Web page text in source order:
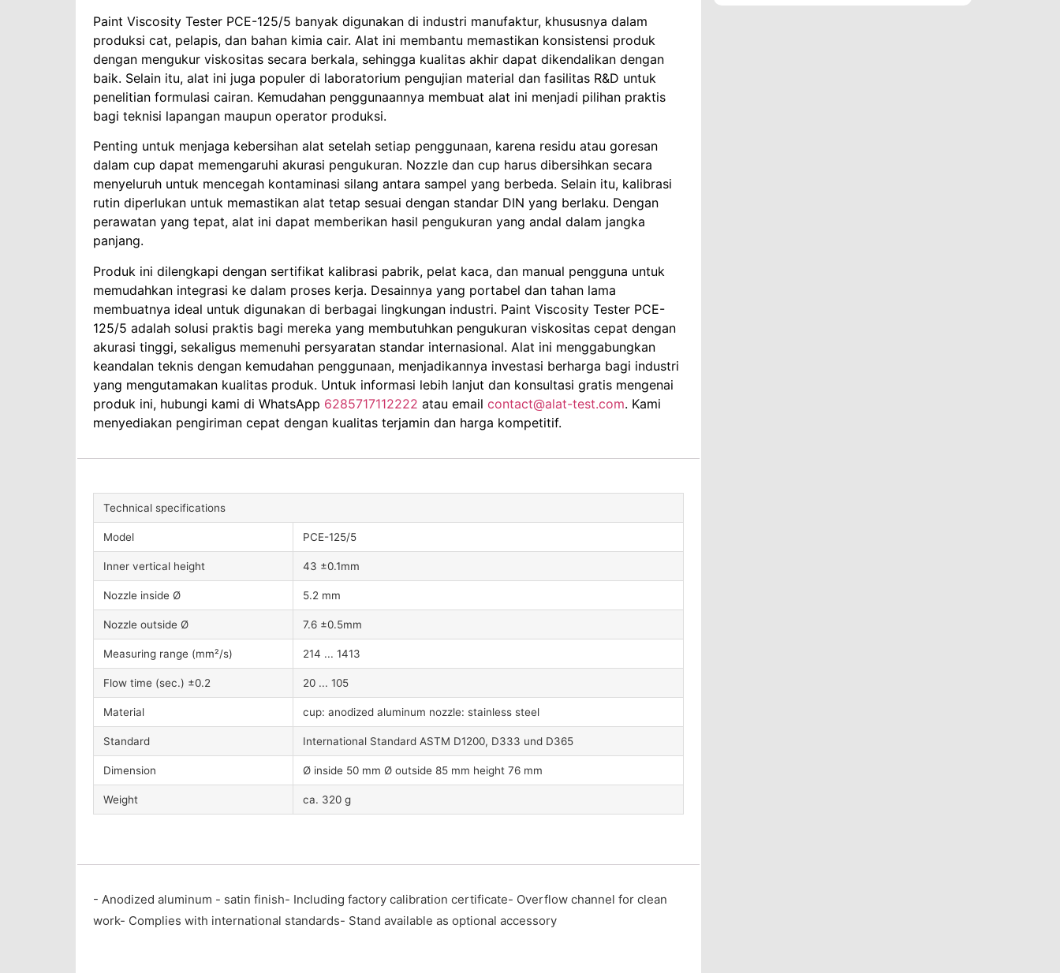
Paint Viscosity Tester PCE-125/5 banyak digunakan di industri manufaktur, khususnya dalam
produksi cat, pelapis, dan bahan kimia cair. Alat ini membantu memastikan konsistensi produk
dengan mengukur viskositas secara berkala, sehingga kualitas akhir dapat dikendalikan dengan
baik. Selain itu, alat ini juga populer di laboratorium pengujian material dan fasilitas R&D untuk
penelitian formulasi cairan. Kemudahan penggunaannya membuat alat ini menjadi pilihan praktis
bagi teknisi lapangan maupun operator produksi.
Penting untuk menjaga kebersihan alat setelah setiap penggunaan, karena residu atau goresan
dalam cup dapat memengaruhi akurasi pengukuran. Nozzle dan cup harus dibersihkan secara
menyeluruh untuk mencegah kontaminasi silang antara sampel yang berbeda. Selain itu, kalibrasi
rutin diperlukan untuk memastikan alat tetap sesuai dengan standar DIN yang berlaku. Dengan
perawatan yang tepat, alat ini dapat memberikan hasil pengukuran yang andal dalam jangka
panjang.
Produk ini dilengkapi dengan sertifikat kalibrasi pabrik, pelat kaca, dan manual pengguna untuk
memudahkan integrasi ke dalam proses kerja. Desainnya yang portabel dan tahan lama
membuatnya ideal untuk digunakan di berbagai lingkungan industri. Paint Viscosity Tester PCE-
125/5 adalah solusi praktis bagi mereka yang membutuhkan pengukuran viskositas cepat dengan
akurasi tinggi, sekaligus memenuhi persyaratan standar internasional. Alat ini menggabungkan
keandalan teknis dengan kemudahan penggunaan, menjadikannya investasi berharga bagi industri
yang mengutamakan kualitas produk. Untuk informasi lebih lanjut dan konsultasi gratis mengenai
produk ini, hubungi kami di WhatsApp 6285717112222 atau email contact@alat-test.com. Kami
menyediakan pengiriman cepat dengan kualitas terjamin dan harga kompetitif.
Technical specifications
Model PCE-125/5
Inner vertical height 43 ±0.1mm
Nozzle inside Ø 5.2 mm
Nozzle outside Ø 7.6 ±0.5mm
Measuring range (mm²/s) 214 ... 1413
Flow time (sec.) ±0.2 20 ... 105
Material cup: anodized aluminum nozzle: stainless steel
Standard International Standard ASTM D1200, D333 und D365
Dimension Ø inside 50 mm Ø outside 85 mm height 76 mm
Weight ca. 320 g
- Anodized aluminum - satin finish- Including factory calibration certificate- Overflow channel for clean
work- Complies with international standards- Stand available as optional accessory